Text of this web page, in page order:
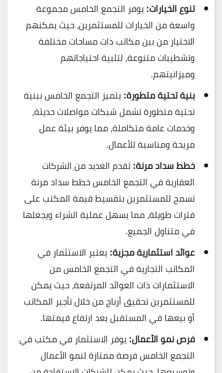
تنوع الخيارات:يوفر التجمع الخامس مجموعة
واسعة من الخيارات للمستثمرين، حيث يمكنهم
الاختيار من بين مكاتب ذات مساحات مختلفة
وتشطيبات متنوعة، لتلبية احتياجاتهم
وميزانيتهم.
بنية تحتية متطورة:يتميز التجمع الخامس ببنية
تحتية متطورة تشمل شبكات مواصلات حديثة،
وخدمات عامة متكاملة، مما يوفر بيئة عمل
مريحة ومناسبة للأعمال.
خطط سداد مرنة:تقدم العديد من الشركات
العقارية في التجمع الخامس خطط سداد مرنة
تسمح للمستثمرين بتقسيط قيمة المكتب على
فترات طويلة، مما يسهل عملية الشراء ويجعلها
في متناول الجميع.
عوائد استثمارية مجزية:يعتبر الاستثمار في
المكاتب التجارية في التجمع الخامس من
الاستثمارات ذات العوائد المرتفعة، حيث يمكن
للمستثمرين تحقيق أرباح من خلال تأجير المكاتب
أو بيعها في المستقبل بعد ارتفاع قيمتها.
فرص نمو الأعمال:يوفر الاستثمار في مكتب في
التجمع الخامس فرصة ممتازة لنمو الأعمال